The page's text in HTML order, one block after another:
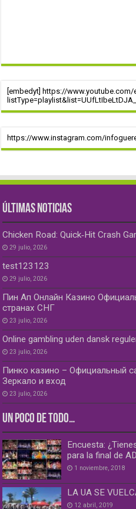
[embedyt] https://www.youtube.com/
https://www.instagram.com/
ÚLTIMAS NOTICIAS
Chicken Road: Quick‑Hit Crash
29 julio, 2026
test123123
29 julio, 2026
Пин Ап Онлайн Казино
странах СНГ
23 julio, 2026
Online gambling uden dansk
23 julio, 2026
Пинко казино – Официальный
Зеркало и вход
23 julio, 2026
UN POCO DE TODO…
Encuesta:
para la final de
1 noviembre, 2018
LA UA SE
12 abril, 2019